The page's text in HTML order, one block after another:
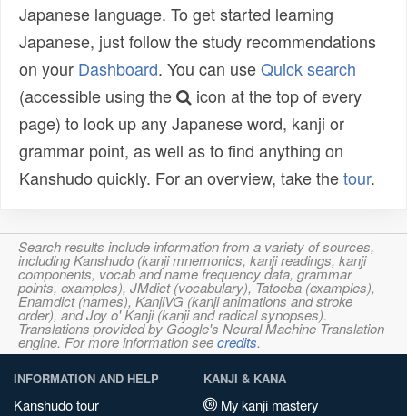
Japanese language. To get started learning
Japanese, just follow the study recommendations
on your Dashboard. You can useQuick search
(accessible using the
icon at the top of every
page) to look up any Japanese word, kanji or
grammar point, as well as to find anything on
Kanshudo quickly. For an overview, take thetour.
Search results include information from a variety of sources,
including Kanshudo (kanji mnemonics, kanji readings, kanji
components, vocab and name frequency data, grammar
points, examples), JMdict (vocabulary), Tatoeba (examples),
Enamdict (names), KanjiVG (kanji animations and stroke
order), and Joy o' Kanji (kanji and radical synopses).
Translations provided by Google's Neural Machine Translation
engine. For more information seecredits.
INFORMATION AND HELP
Kanshudo tour
KANJI & KANA
My kanji mastery